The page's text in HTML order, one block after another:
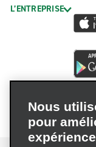
L’ENTREPRISE
Nous
pour
expérience